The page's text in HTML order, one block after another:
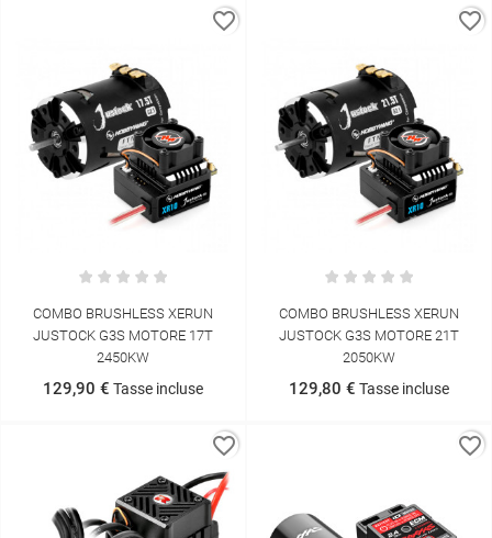
COMBO BRUSHLESS XERUN
JUSTOCK G3S MOTORE 17T
2450KW
129,90 € Tasse incluse
favorite_border
COMBO BRUSHLESS XERUN
JUSTOCK G3S MOTORE 21T
2050KW
129,80 € Tasse incluse
favorite_border
favorite_border favorite_border